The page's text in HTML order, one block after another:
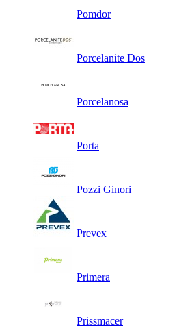
Pomdor
Porcelanite Dos
Porcelanosa
Porta
Pozzi Ginori
Prevex
Primera
Prissmacer